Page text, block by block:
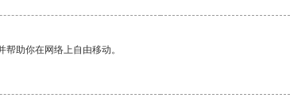
助你在网络上自由移动。